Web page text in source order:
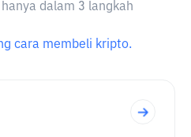
dalam 3 langkah
cara membeli kripto.